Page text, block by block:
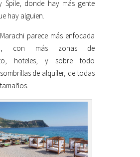
Spile, donde hay más gente
hay alguien.
parece más enfocada
con más zonas de
hoteles, y sobre todo
de alquiler, de todas